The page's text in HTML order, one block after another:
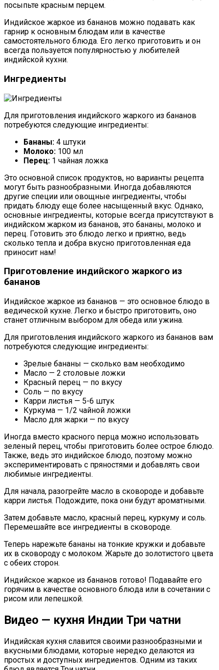
посыпьте красным перцем.
Индийское жаркое из бананов можно подавать как
гарнир к основным блюдам или в качестве
самостоятельного блюда. Его легко приготовить и он
всегда пользуется популярностью у любителей
индийской кухни.
Ингредиенты
Для приготовления индийского жаркого из бананов
потребуются следующие ингредиенты:
Бананы: 4 штуки
Молоко: 100 мл
Перец: 1 чайная ложка
Это основной список продуктов, но варианты рецепта
могут быть разнообразными. Иногда добавляются
другие специи или овощные ингредиенты, чтобы
придать блюду еще более насыщенный вкус. Однако,
основные ингредиенты, которые всегда присутствуют в
индийском жарком из бананов, это бананы, молоко и
перец. Готовить это блюдо легко и приятно, ведь
сколько тепла и добра вкусно приготовленная еда
приносит нам!
Приготовление индийского жаркого из
бананов
Индийское жаркое из бананов — это основное блюдо в
ведической кухне. Легко и быстро приготовить, оно
станет отличным выбором для обеда или ужина.
Для приготовления индийского жаркого из бананов вам
потребуются следующие ингредиенты:
Зрелые бананы — сколько вам необходимо
Масло — 2 столовые ложки
Красный перец — по вкусу
Соль — по вкусу
Карри листья — 5-6 штук
Куркума — 1/2 чайной ложки
Масло для жарки — по вкусу
Иногда вместо красного перца можно использовать
зеленый перец, чтобы приготовить более острое блюдо.
Также, ведь это индийское блюдо, поэтому можно
экспериментировать с пряностями и добавлять свои
любимые ингредиенты.
Для начала, разогрейте масло в сковороде и добавьте
карри листья. Подождите, пока они будут ароматными.
Затем добавьте масло, красный перец, куркуму и соль.
Перемешайте все ингредиенты в сковороде.
Теперь нарежьте бананы на тонкие кружки и добавьте
их в сковороду с молоком. Жарьте до золотистого цвета
с обеих сторон.
Индийское жаркое из бананов готово! Подавайте его
горячим в качестве основного блюда или в сочетании с
рисом или лепешкой.
Видео — кухня Индии Три чатни
Индийская кухня славится своими разнообразными и
вкусными блюдами, которые нередко делаются из
простых и доступных ингредиентов. Одним из таких